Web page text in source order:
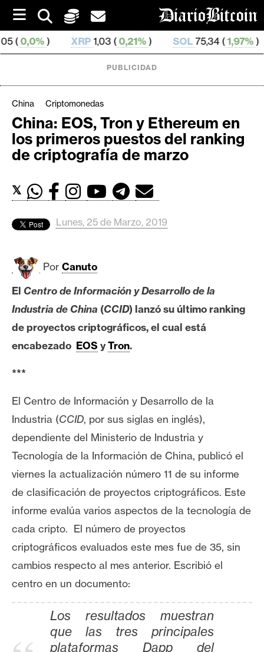
i
p
t
o
XRP1,03 ( 0,21%) SOL75,34 ( 1,97%) TRX
C
r
i
M
c
d
o
s
t
c
o
i
n
E
t
h
r
e
u
PUBLICIDAD
China Criptomonedas
China: EOS, Tron y Ethereum en
los primeros puestos del ranking
de criptografía de marzo
𝕏
Lunes, 25 de Marzo, 2019
Por Canuto
El Centro de Información y Desarrollo de la
Industria de China (CCID) lanzó su último ranking
de proyectos criptográficos, el cual está
encabezado EOS yTron.
***
El Centro de Información y Desarrollo de la
Industria (CCID, por sus siglas en inglés),
dependiente del Ministerio de Industria y
Tecnología de la Información de China, publicó el
viernes la actualización número 11 de su informe
de clasificación de proyectos criptográficos. Este
informe evalúa varios aspectos de la tecnología de
cada cripto. El número de proyectos
criptográficos evaluados este mes fue de 35, sin
cambios respecto al mes anterior. Escribió el
centro en un documento:
Los resultados muestran
que las tres principales
plataformas Dapp del